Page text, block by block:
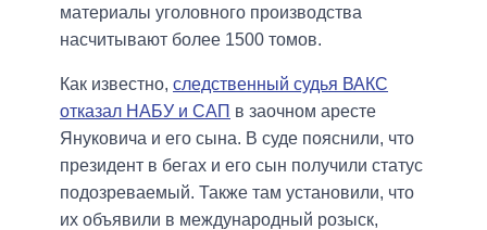
материалы уголовного производства
насчитывают более 1500 томов.
Как известно, следственный судья ВАКС
отказал НАБУ и САП в заочном аресте
Януковича и его сына. В суде пояснили, что
президент в бегах и его сын получили статус
подозреваемый. Также там установили, что
их объявили в международный розыск,